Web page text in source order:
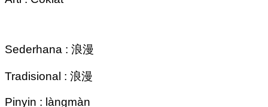
Sederhana : 浪漫
Tradisional : 浪漫
Pinyin : làngmàn